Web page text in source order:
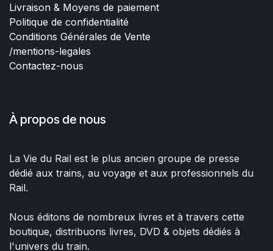
Livraison & Moyens de paiement
Politique de confidentialité
Conditions Générales de Vente
/mentions-legales
Contactez-nous
À propos de nous
La Vie du Rail est le plus ancien groupe de presse
dédié aux trains, au voyage et aux professionnels du
Rail.
Nous éditons de nombreux livres et à travers cette
boutique, distribuons livres, DVD & objets dédiés à
l'univers du train.